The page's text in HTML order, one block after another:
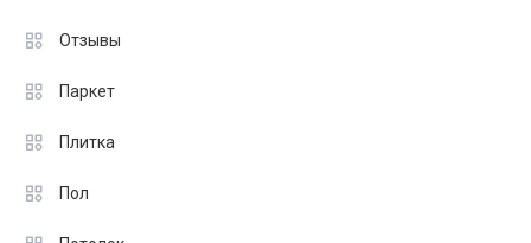
Отзывы
Паркет
Плитка
Пол